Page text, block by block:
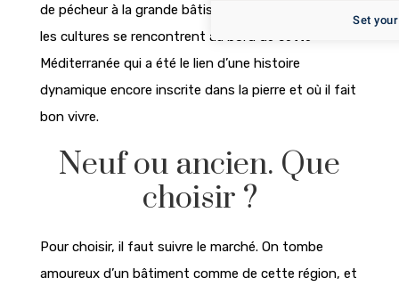
de pécheur à la grande bâtisse Art Nouveau, toutes
les cultures se rencontrent au bord de cette
Méditerranée qui a été le lien d’une histoire
dynamique encore inscrite dans la pierre et où il fait
bon vivre.
Neuf ou ancien. Que
choisir ?
Pour choisir, il faut suivre le marché. On tombe
amoureux d’un bâtiment comme de cette région, et
Set